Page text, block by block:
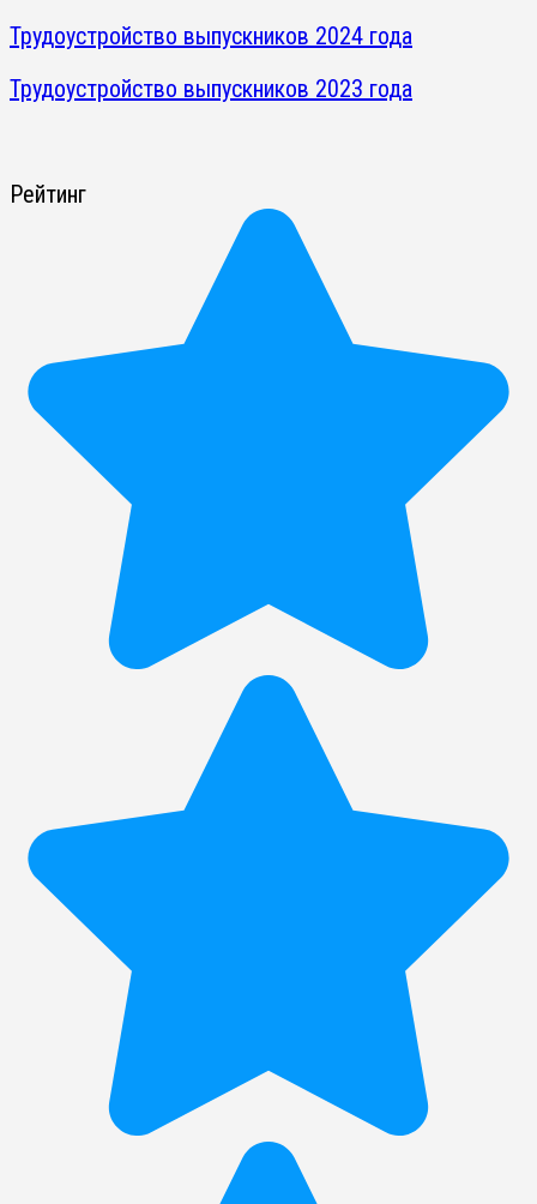
Трудоустройство выпускников 2024 года
Трудоустройство выпускников 2023 года
Рейтинг